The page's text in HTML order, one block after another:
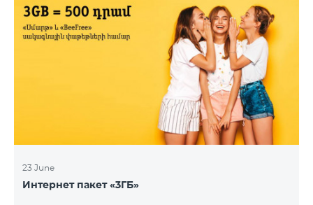
23 June
Интернет пакет «3ГБ»